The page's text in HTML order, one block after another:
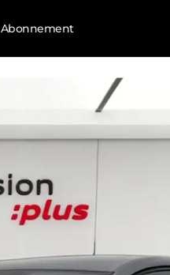
Abonnement